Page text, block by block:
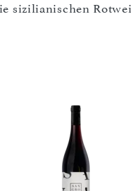
sizilianischen